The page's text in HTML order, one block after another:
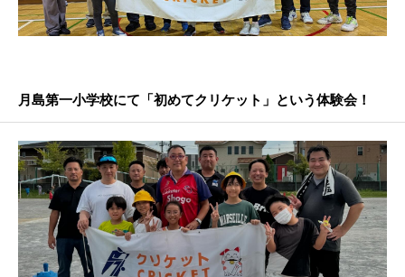
月島第一小学校にて「初めてクリケット」という体験会！